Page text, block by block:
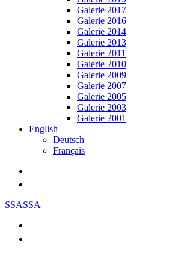
Galerie 2017
Galerie 2016
Galerie 2014
Galerie 2013
Galerie 2011
Galerie 2010
Galerie 2009
Galerie 2007
Galerie 2005
Galerie 2003
Galerie 2001
English
Deutsch
Français
SSASSA